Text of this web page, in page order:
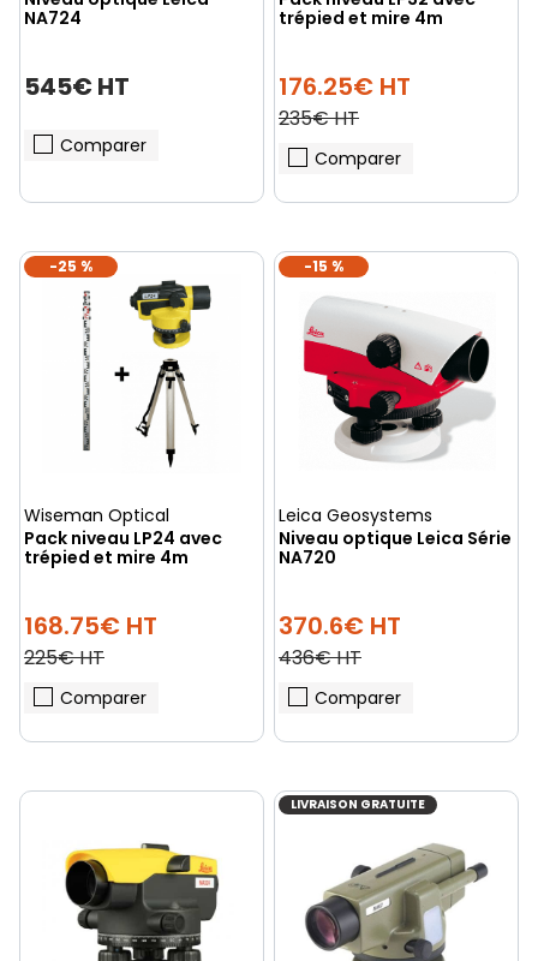
(1 avis)
NA724
545€ HT
Comparer
trépied et mire 4m
176.25€ HT
235€ HT
Comparer
-25 %
Wiseman Optical
Pack niveau LP24 avec
trépied et mire 4m
168.75€ HT
225€ HT
Comparer
-15 %
Leica Geosystems
Niveau optique Leica Série
NA720
370.6€ HT
436€ HT
Comparer
LIVRAISON GRATUITE